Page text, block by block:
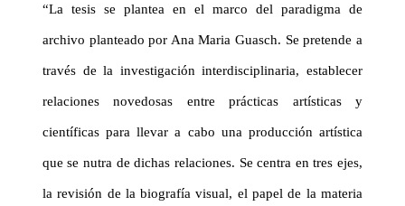
“La tesis se plantea en el marco del paradigma de
archivo planteado por Ana Maria Guasch. Se pretende a
través de la investigación interdisciplinaria, establecer
relaciones novedosas entre prácticas artísticas y
científicas para llevar a cabo una producción artística
que se nutra de dichas relaciones. Se centra en tres ejes,
la revisión de la biografía visual, el papel de la materia